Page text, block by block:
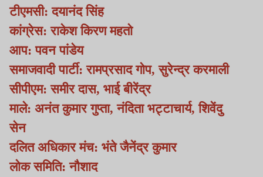
टीएमसी: दयानंद सिंह
कांग्रेस: राकेश किरण महतो
आप: पवन पांडेय
समाजवादी पार्टी: रामप्रसाद गोप, सुरेन्द्र करमाली
सीपीएम: समीर दास, भाई बीरेंद्र
माले: अनंत कुमार गुप्ता, नंदिता भट्टाचार्य, शिवेंदु
सेन
दलित अधिकार मंच: भंते जैनेंद्र कुमार
लोक समिति: नौशाद